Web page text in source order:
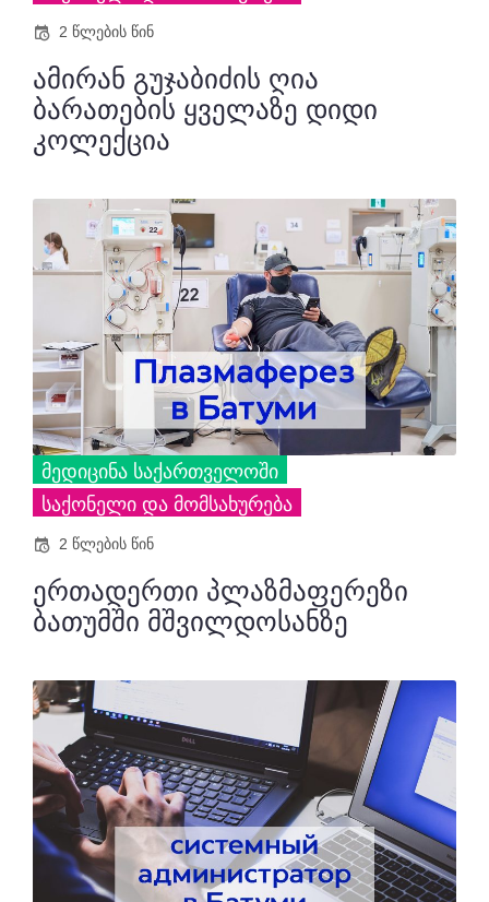
2 წლების წინ
ამირან გუჯაბიძის ღია
ბარათების ყველაზე დიდი
კოლექცია
ᲛᲔᲓᲘᲪᲘᲜᲐ ᲡᲐᲥᲐᲠᲗᲕᲔᲚᲝᲨᲘ
ᲡᲐᲥᲝᲜᲔᲚᲘ ᲓᲐ ᲛᲝᲛᲡᲐᲮᲣᲠᲔᲑᲐ
2 წლების წინ
ერთადერთი პლაზმაფერეზი
ბათუმში მშვილდოსანზე